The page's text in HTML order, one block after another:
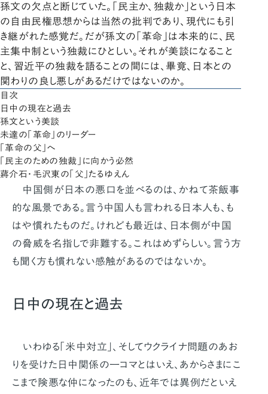
孫文の欠点と断じていた。「民主か、独裁か」という日本
の自由民権思想からは当然の批判であり、現代にも引
き継がれた感覚だ。だが孫文の「革命」は本来的に、民
主集中制という独裁にひとしい。それが美談になること
と、習近平の独裁を語ることの間には、畢竟、日本との
関わりの良し悪しがあるだけではないのか。
目次
日中の現在と過去
孫文という美談
未達の「革命」のリーダー
「革命の父」へ
「民主のための独裁」に向かう必然
蔣介石・毛沢東の「父」たるゆえん
中国側が日本の悪口を並べるのは、かねて茶飯事
的な風景である。言う中国人も言われる日本人も、も
はや慣れたものだ。けれども最近は、日本側が中国
の脅威を名指しで非難する。これはめずらしい。言う方
も聞く方も慣れない感触があるのではないか。
日中の現在と過去
いわゆる「米中対立」、そしてウクライナ問題のあお
りを受けた日中関係の一コマとはいえ、あからさまにこ
こまで険悪な仲になったのも、近年では異例だといえ